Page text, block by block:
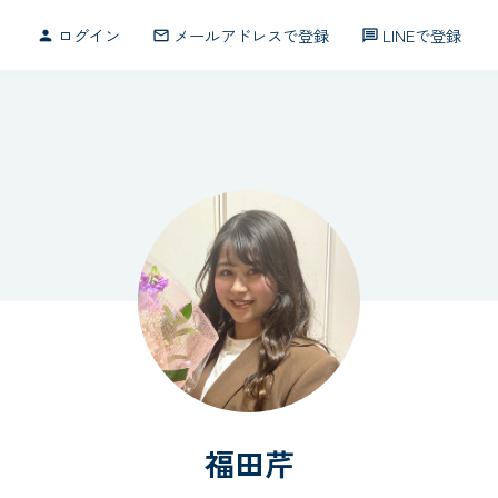
person ログイン mail_outline メールアドレスで登録 message LINEで登録
福田芹